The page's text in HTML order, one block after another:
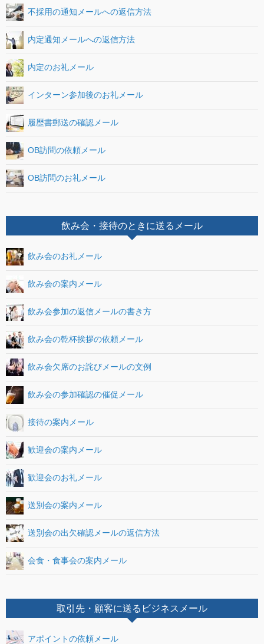
不採用の通知メールへの返信方法
内定通知メールへの返信方法
内定のお礼メール
インターン参加後のお礼メール
履歴書郵送の確認メール
OB訪問の依頼メール
OB訪問のお礼メール
飲み会・接待のときに送るメール
飲み会のお礼メール
飲み会の案内メール
飲み会参加の返信メールの書き方
飲み会の乾杯挨拶の依頼メール
飲み会欠席のお詫びメールの文例
飲み会の参加確認の催促メール
接待の案内メール
歓迎会の案内メール
歓迎会のお礼メール
送別会の案内メール
送別会の出欠確認メールの返信方法
会食・食事会の案内メール
取引先・顧客に送るビジネスメール
アポイントの依頼メール